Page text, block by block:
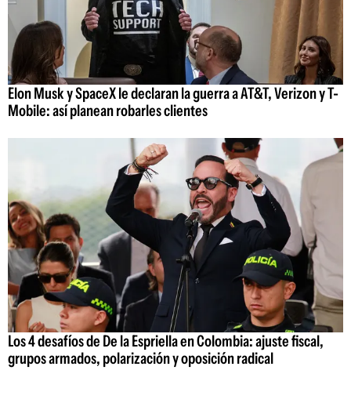
Elon Musk y SpaceX le declaran la guerra a AT&T, Verizon y T-
Mobile: así planean robarles clientes
Los 4 desafíos de De la Espriella en Colombia: ajuste fiscal,
grupos armados, polarización y oposición radical